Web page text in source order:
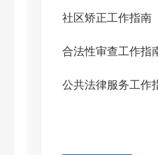
社区矫正工作指南
合法性审查工作指
公共法律服务工作